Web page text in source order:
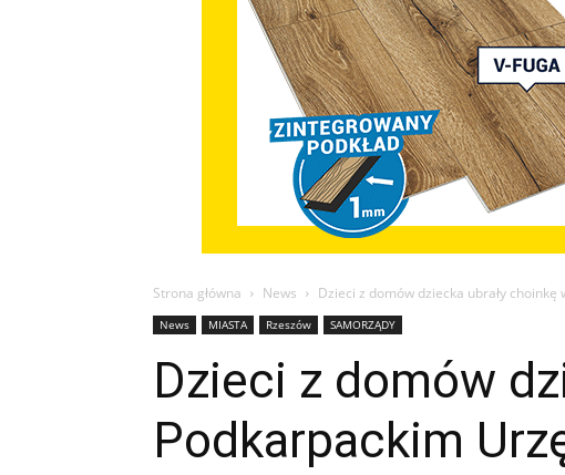
Strona główna News Dzieci z domów dziecka ubrały
News MIASTA Rzeszów SAMORZĄDY
Dzieci z domów
Podkarpackim